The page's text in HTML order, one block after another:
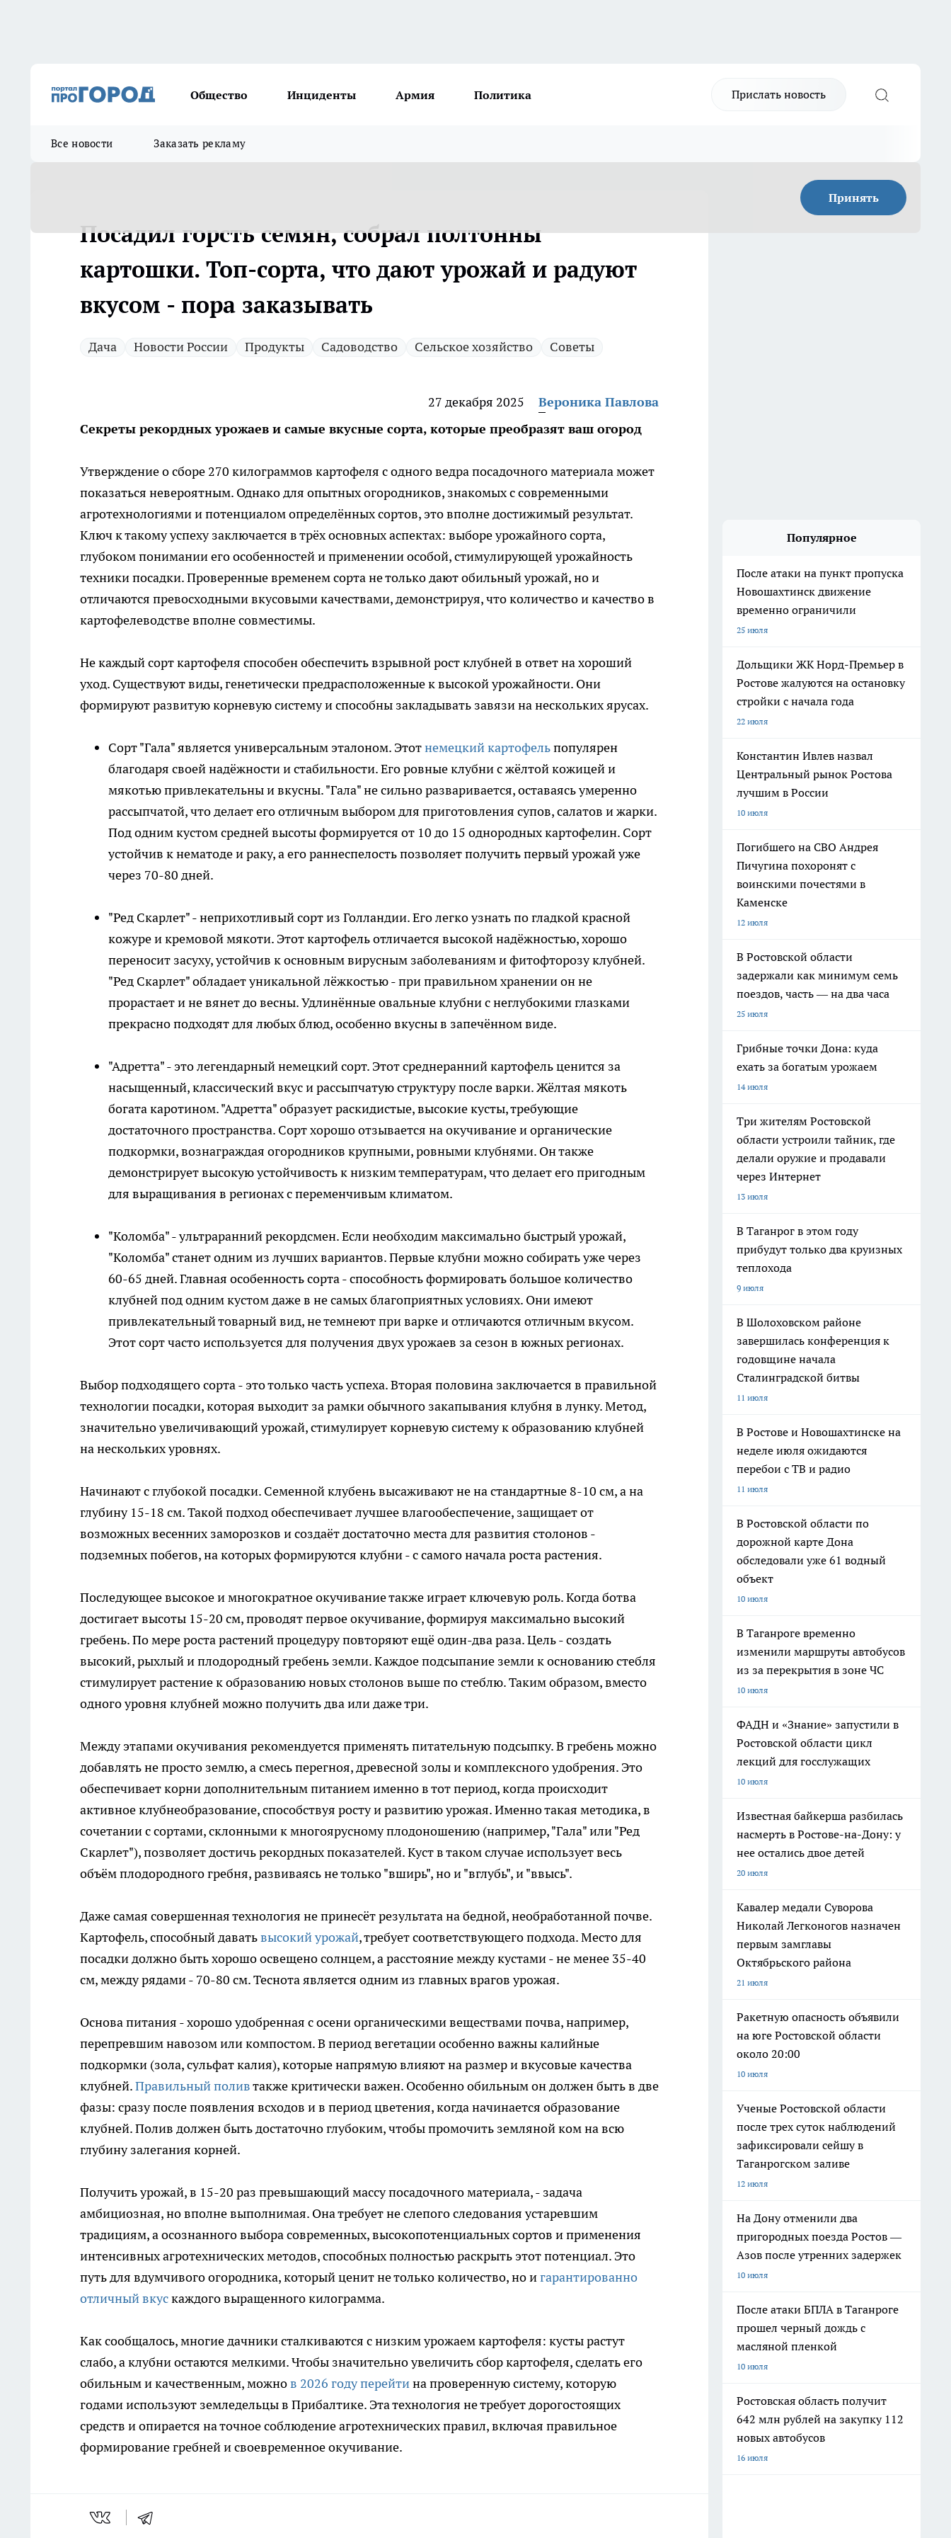
Общество Инциденты Армия Политика Прислать новость
Все новости Заказать рекламу
Принять
Посадил горсть семян, собрал полтонны
картошки. Топ-сорта, что дают урожай и радуют
вкусом - пора заказывать
Дача Новости России Продукты Садоводство Сельское хозяйство Советы
27 декабря 2025
Вероника Павлова
Секреты рекордных урожаев и самые вкусные сорта, которые преобразят ваш огород
Утверждение о сборе 270 килограммов картофеля с одного ведра посадочного материала может
показаться невероятным. Однако для опытных огородников, знакомых с современными
агротехнологиями и потенциалом определённых сортов, это вполне достижимый результат.
Ключ к такому успеху заключается в трёх основных аспектах: выборе урожайного сорта,
глубоком понимании его особенностей и применении особой, стимулирующей урожайность
техники посадки. Проверенные временем сорта не только дают обильный урожай, но и
отличаются превосходными вкусовыми качествами, демонстрируя, что количество и качество в
картофелеводстве вполне совместимы.
Не каждый сорт картофеля способен обеспечить взрывной рост клубней в ответ на хороший
уход. Существуют виды, генетически предрасположенные к высокой урожайности. Они
формируют развитую корневую систему и способны закладывать завязи на нескольких ярусах.
Сорт "Гала" является универсальным эталоном. Этотнемецкий картофельпопулярен
благодаря своей надёжности и стабильности. Его ровные клубни с жёлтой кожицей и
мякотью привлекательны и вкусны. "Гала" не сильно разваривается, оставаясь умеренно
рассыпчатой, что делает его отличным выбором для приготовления супов, салатов и жарки.
Под одним кустом средней высоты формируется от 10 до 15 однородных картофелин. Сорт
устойчив к нематоде и раку, а его раннеспелость позволяет получить первый урожай уже
через 70-80 дней.
"Ред Скарлет" - неприхотливый сорт из Голландии. Его легко узнать по гладкой красной
кожуре и кремовой мякоти. Этот картофель отличается высокой надёжностью, хорошо
переносит засуху, устойчив к основным вирусным заболеваниям и фитофторозу клубней.
"Ред Скарлет" обладает уникальной лёжкостью - при правильном хранении он не
прорастает и не вянет до весны. Удлинённые овальные клубни с неглубокими глазками
прекрасно подходят для любых блюд, особенно вкусны в запечённом виде.
"Адретта" - это легендарный немецкий сорт. Этот среднеранний картофель ценится за
насыщенный, классический вкус и рассыпчатую структуру после варки. Жёлтая мякоть
богата каротином. "Адретта" образует раскидистые, высокие кусты, требующие
достаточного пространства. Сорт хорошо отзывается на окучивание и органические
подкормки, вознаграждая огородников крупными, ровными клубнями. Он также
демонстрирует высокую устойчивость к низким температурам, что делает его пригодным
для выращивания в регионах с переменчивым климатом.
"Коломба" - ультраранний рекордсмен. Если необходим максимально быстрый урожай,
"Коломба" станет одним из лучших вариантов. Первые клубни можно собирать уже через
60-65 дней. Главная особенность сорта - способность формировать большое количество
клубней под одним кустом даже в не самых благоприятных условиях. Они имеют
привлекательный товарный вид, не темнеют при варке и отличаются отличным вкусом.
Этот сорт часто используется для получения двух урожаев за сезон в южных регионах.
Выбор подходящего сорта - это только часть успеха. Вторая половина заключается в правильной
технологии посадки, которая выходит за рамки обычного закапывания клубня в лунку. Метод,
значительно увеличивающий урожай, стимулирует корневую систему к образованию клубней
на нескольких уровнях.
Начинают с глубокой посадки. Семенной клубень высаживают не на стандартные 8-10 см, а на
глубину 15-18 см. Такой подход обеспечивает лучшее влагообеспечение, защищает от
возможных весенних заморозков и создаёт достаточно места для развития столонов -
подземных побегов, на которых формируются клубни - с самого начала роста растения.
Последующее высокое и многократное окучивание также играет ключевую роль. Когда ботва
достигает высоты 15-20 см, проводят первое окучивание, формируя максимально высокий
гребень. По мере роста растений процедуру повторяют ещё один-два раза. Цель - создать
высокий, рыхлый и плодородный гребень земли. Каждое подсыпание земли к основанию стебля
стимулирует растение к образованию новых столонов выше по стеблю. Таким образом, вместо
одного уровня клубней можно получить два или даже три.
Между этапами окучивания рекомендуется применять питательную подсыпку. В гребень можно
добавлять не просто землю, а смесь перегноя, древесной золы и комплексного удобрения. Это
обеспечивает корни дополнительным питанием именно в тот период, когда происходит
активное клубнеобразование, способствуя росту и развитию урожая. Именно такая методика, в
сочетании с сортами, склонными к многоярусному плодоношению (например, "Гала" или "Ред
Скарлет"), позволяет достичь рекордных показателей. Куст в таком случае использует весь
объём плодородного гребня, развиваясь не только "вширь", но и "вглубь", и "ввысь".
Даже самая совершенная технология не принесёт результата на бедной, необработанной почве.
Картофель, способный даватьвысокий урожай, требует соответствующего подхода. Место для
посадки должно быть хорошо освещено солнцем, а расстояние между кустами - не менее 35-40
см, между рядами - 70-80 см. Теснота является одним из главных врагов урожая.
Основа питания - хорошо удобренная с осени органическими веществами почва, например,
перепревшим навозом или компостом. В период вегетации особенно важны калийные
подкормки (зола, сульфат калия), которые напрямую влияют на размер и вкусовые качества
клубней.Правильный поливтакже критически важен. Особенно обильным он должен быть в две
фазы: сразу после появления всходов и в период цветения, когда начинается образование
клубней. Полив должен быть достаточно глубоким, чтобы промочить земляной ком на всю
глубину залегания корней.
Получить урожай, в 15-20 раз превышающий массу посадочного материала, - задача
амбициозная, но вполне выполнимая. Она требует не слепого следования устаревшим
традициям, а осознанного выбора современных, высокопотенциальных сортов и применения
интенсивных агротехнических методов, способных полностью раскрыть этот потенциал. Это
путь для вдумчивого огородника, который ценит не только количество, но игарантированно
отличный вкускаждого выращенного килограмма.
Как сообщалось, многие дачники сталкиваются с низким урожаем картофеля: кусты растут
слабо, а клубни остаются мелкими. Чтобы значительно увеличить сбор картофеля, сделать его
обильным и качественным, можнов 2026 году перейтина проверенную систему, которую
годами используют земледельцы в Прибалтике. Эта технология не требует дорогостоящих
средств и опирается на точное соблюдение агротехнических правил, включая правильное
формирование гребней и своевременное окучивание.
Популярное
После атаки на пункт пропуска
Новошахтинск движение
временно ограничили
25 июля
Дольщики ЖК Норд-Премьер в
Ростове жалуются на остановку
стройки с начала года
22 июля
Константин Ивлев назвал
Центральный рынок Ростова
лучшим в России
10 июля
Погибшего на СВО Андрея
Пичугина похоронят с
воинскими почестями в
Каменске
12 июля
В Ростовской области
задержали как минимум семь
поездов, часть — на два часа
25 июля
Грибные точки Дона: куда
ехать за богатым урожаем
14 июля
Три жителям Ростовской
области устроили тайник, где
делали оружие и продавали
через Интернет
13 июля
В Таганрог в этом году
прибудут только два круизных
теплохода
9 июля
В Шолоховском районе
завершилась конференция к
годовщине начала
Сталинградской битвы
11 июля
В Ростове и Новошахтинске на
неделе июля ожидаются
перебои с ТВ и радио
11 июля
В Ростовской области по
дорожной карте Дона
обследовали уже 61 водный
объект
10 июля
В Таганроге временно
изменили маршруты автобусов
из за перекрытия в зоне ЧС
10 июля
ФАДН и «Знание» запустили в
Ростовской области цикл
лекций для госслужащих
10 июля
Известная байкерша разбилась
насмерть в Ростове-на-Дону: у
нее остались двое детей
20 июля
Кавалер медали Суворова
Николай Легконогов назначен
первым замглавы
Октябрьского района
21 июля
Ракетную опасность объявили
на юге Ростовской области
около 20:00
10 июля
Ученые Ростовской области
после трех суток наблюдений
зафиксировали сейшу в
Таганрогском заливе
12 июля
На Дону отменили два
пригородных поезда Ростов —
Азов после утренних задержек
10 июля
После атаки БПЛА в Таганроге
прошел черный дождь с
масляной пленкой
10 июля
Ростовская область получит
642 млн рублей на закупку 112
новых автобусов
16 июля